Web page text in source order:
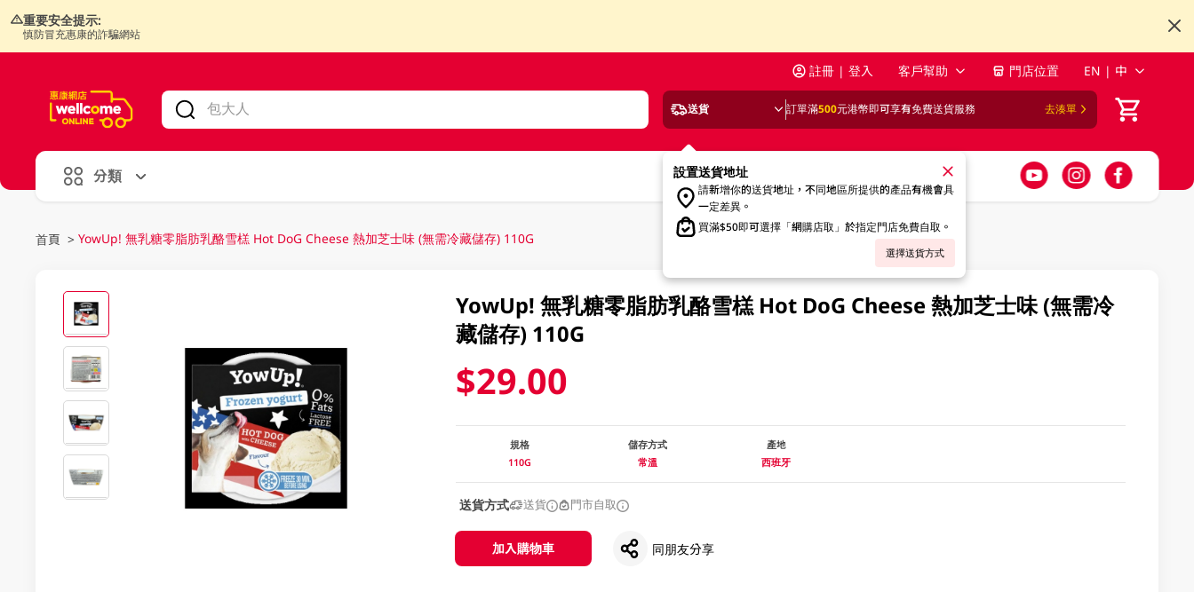
重要安全提示:
慎防冒充惠康的詐騙網站
註冊 | 登入 客戶幫助 門店位置 EN | 中
送貨 訂單滿500元港幣即可享有免費送貨服務 去湊單
設置送貨地址
請新增你的送貨地址，不同地區所提供的產品有機會具
一定差異。
買滿$50即可選擇「網購店取」於指定門店免費自取。
選擇送貨方式
分類
首頁 > YowUp! 無乳糖零脂肪乳酪雪榚 Hot DoG Cheese 熱加芝士味 (無需冷藏儲存) 110G
YowUp! 無乳糖零脂肪乳酪雪榚 Hot DoG Cheese 熱加芝士味 (無需冷
藏儲存) 110G
$29.00
規格
110G
儲存方式
常溫
產地
西班牙
送貨方式 送貨 門市自取
加入購物車 同朋友分享